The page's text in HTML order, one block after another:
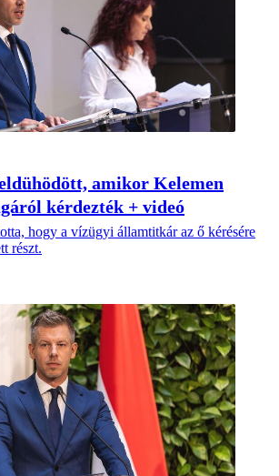
amikor Kelemen
kérdezték + videó
hogy a vízügyi államtitkár az ő kérésére
részt.